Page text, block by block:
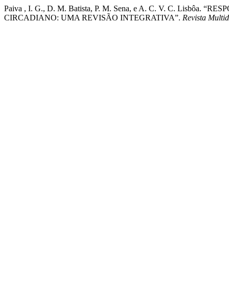
Paiva , I. G., D. M. Batista, P. M. Sena, e A. C. V. C. Lisbôa.
CIRCADIANO: UMA REVISÃO INTEGRATIVA”. Revista